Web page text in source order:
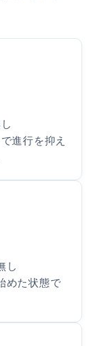
進行を抑え
し
めた状態で